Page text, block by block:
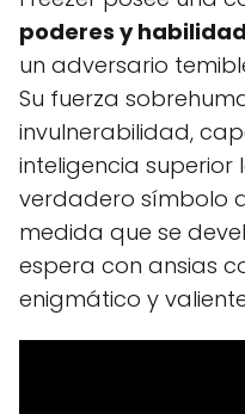
poderes y
un adversario
Su fuerza
invulnerabilidad,
inteligencia superior
verdadero símbolo
medida que se
espera con ansias
enigmático y